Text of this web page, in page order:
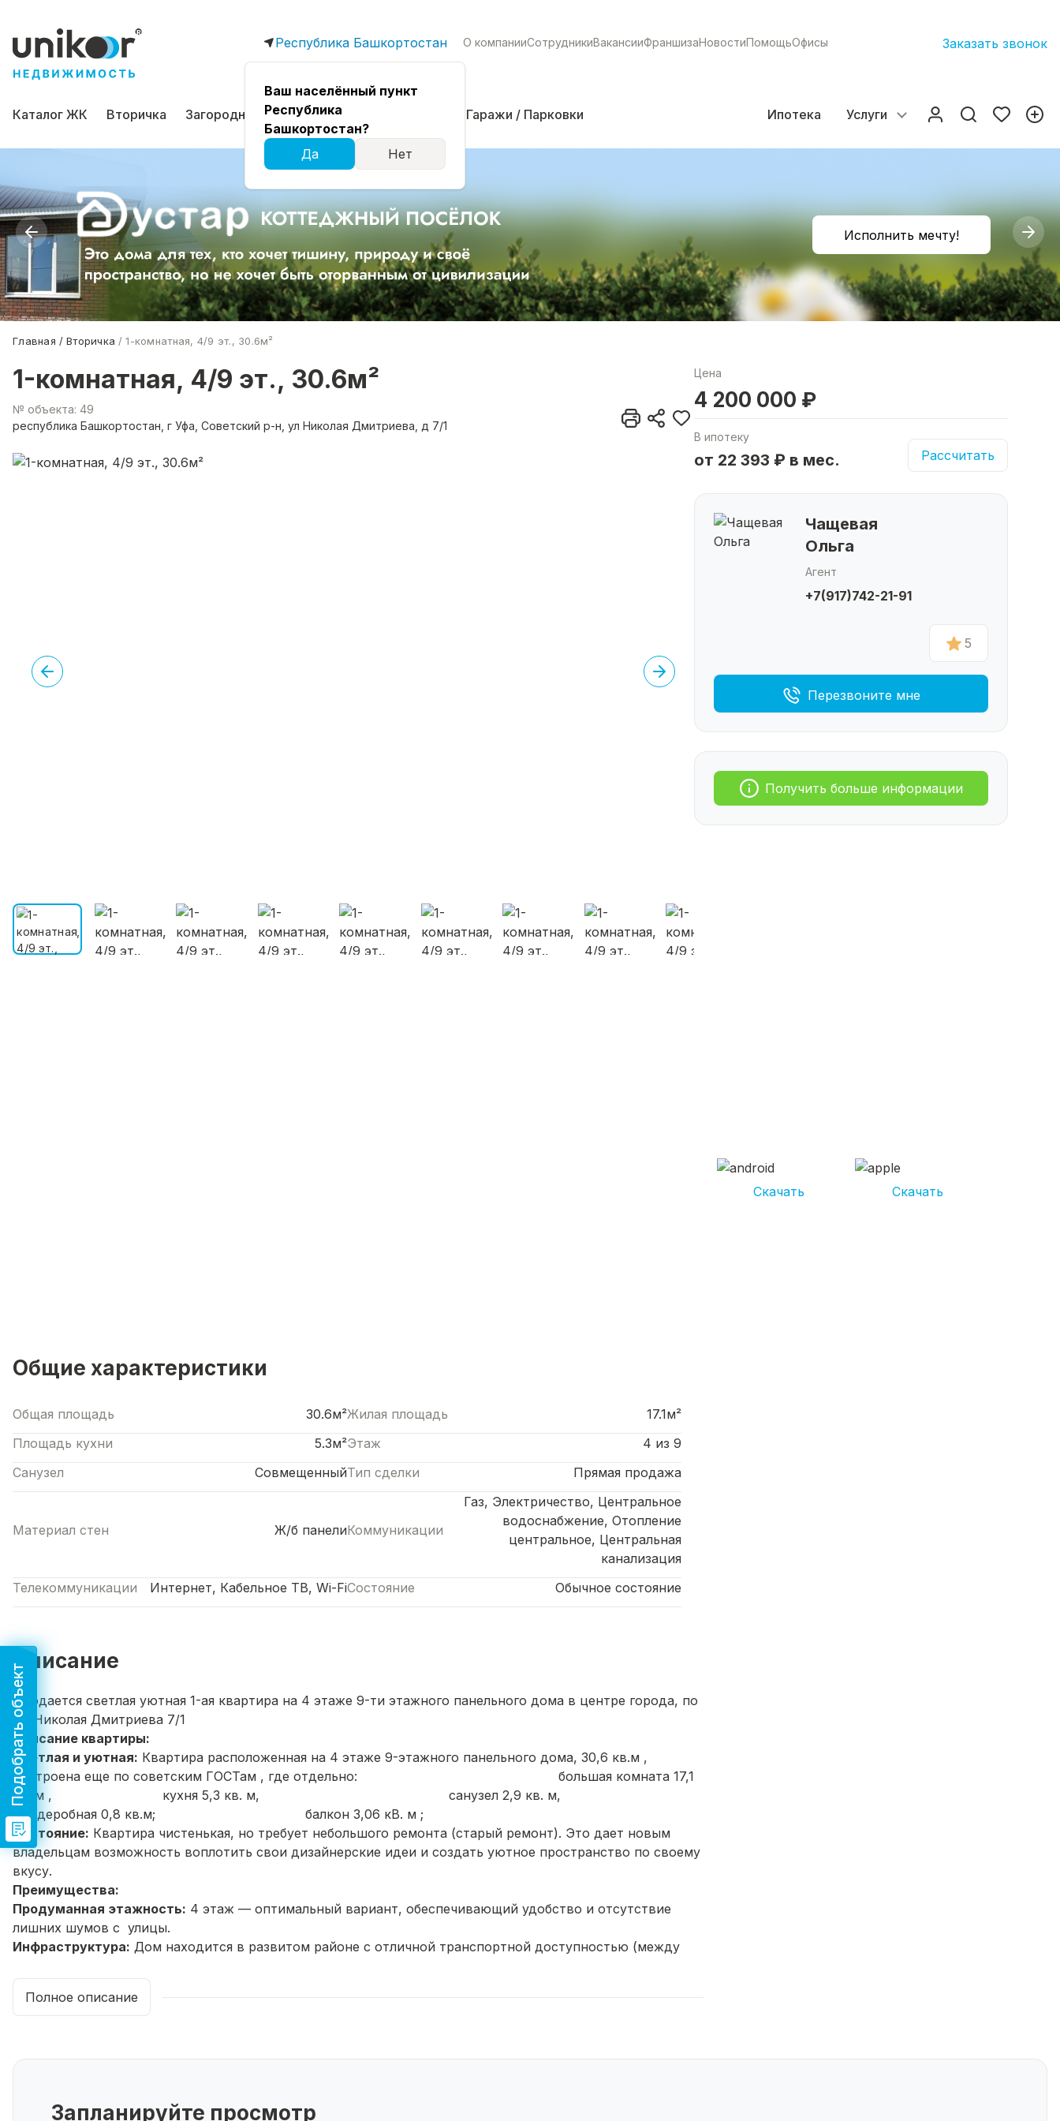
Республика Башкортостан
Ваш населённый пункт
Республика
Башкортостан?
Да
Нет
О компанииСотрудникиВакансииФраншизаНовостиПомощьОфисы Заказать звонок
Каталог ЖК Вторичка Загородная Коммерческая Гаражи / Парковки Ипотека Услуги
Исполнить мечту!
Главная Вторичка 1-комнатная, 4/9 эт., 30.6м²
1-комнатная, 4/9 эт., 30.6м²
№ объекта: 49
республика Башкортостан, г Уфа, Советский р-н, ул Николая Дмитриева, д 7/1
Цена
4 200 000 ₽
В ипотеку
от 22 393 ₽ в мес. Рассчитать
Чащевая
Ольга
Агент
+7(917)742-21-91
5
Перезвоните мне
Получить больше информации
Скачать Скачать
Общие характеристики
Общая площадь 30.6м²Жилая площадь
17.1м²
Площадь кухни
5.3м²Этаж
4 из 9
Санузел
СовмещенныйТип сделки Прямая продажа
Материал стен Ж/б панелиКоммуникации
Газ, Электричество, Центральное
водоснабжение, Отопление
центральное, Центральная
канализация
Телекоммуникации
Интернет, Кабельное ТВ, Wi-FiСостояние Обычное состояние
Описание
Продается светлая уютная 1-ая квартира на 4 этаже 9-ти этажного панельного дома в центре города, по
ул. Николая Дмитриева 7/1
Описание квартиры:
Светлая и уютная: Квартира расположенная на 4 этаже 9-этажного панельного дома, 30,6 кв.м ,
построена еще по советским ГОСТам , где отдельно: большая комната 17,1
кв. м , кухня 5,3 кв. м, санузел 2,9 кв. м,
гардеробная 0,8 кв.м; балкон 3,06 кВ. м ;
Состояние: Квартира чистенькая, но требует небольшого ремонта (старый ремонт). Это дает новым
владельцам возможность воплотить свои дизайнерские идеи и создать уютное пространство по своему
вкусу.
Преимущества:
Продуманная этажность: 4 этаж — оптимальный вариант, обеспечивающий удобство и отсутствие
лишних шумов с улицы.
Инфраструктура: Дом находится в развитом районе с отличной транспортной доступностью (между
магазины,
остановки
все, самое привлекательное, что может быть в центре города.
Парковка:Водворедомапредусмотрена открытаяпарковкадляавтомобилей.
Чистыйиухоженныйдвор:Во дворе оборудована
Полное описание
Запланируйте просмотр
Подобрать объект